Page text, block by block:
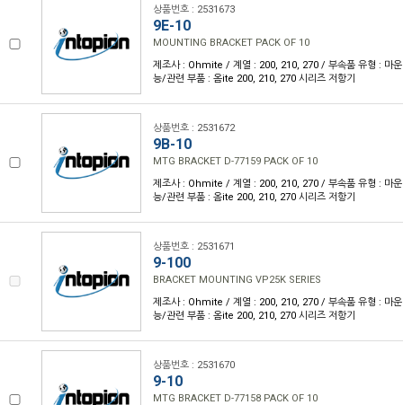
상품번호 : 2531673
9E-10
MOUNTING BRACKET PACK OF 10
제조사 : Ohmite / 계열 : 200, 210, 270 / 부속품 유형 : 마
능/관련 부품 : 옴ite 200, 210, 270 시리즈 저항기
상품번호 : 2531672
9B-10
MTG BRACKET D-77159 PACK OF 10
제조사 : Ohmite / 계열 : 200, 210, 270 / 부속품 유형 : 마
능/관련 부품 : 옴ite 200, 210, 270 시리즈 저항기
상품번호 : 2531671
9-100
BRACKET MOUNTING VP25K SERIES
제조사 : Ohmite / 계열 : 200, 210, 270 / 부속품 유형 : 마
능/관련 부품 : 옴ite 200, 210, 270 시리즈 저항기
상품번호 : 2531670
9-10
MTG BRACKET D-77158 PACK OF 10